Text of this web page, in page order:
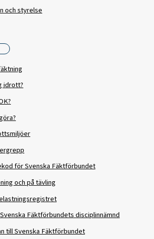
och styrelse
idrott?
för Svenska Fäktförbundet
och på tävling
Fäktförbundets disciplinnämnd
till Svenska Fäktförbundet